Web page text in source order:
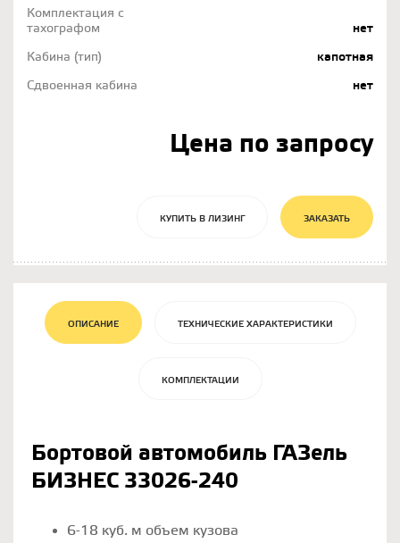
Комплектация с
тахографом
нет
Кабина (тип)
капотная
Сдвоенная кабина
нет
Цена по запросу
КУПИТЬ В ЛИЗИНГ ЗАКАЗАТЬ
ОПИСАНИЕ ТЕХНИЧЕСКИЕ ХАРАКТЕРИСТИКИ
КОМПЛЕКТАЦИИ
Бортовой автомобиль ГАЗель
БИЗНЕС 33026-240
6-18 куб. м объем кузова